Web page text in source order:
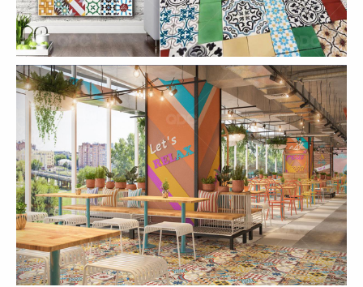
41
BOTEJYU
CN Vincom Đồng Khởi, Quận 1
42
BOTEJYU
CN Crescent Mall - Q.7
43
THE COFFEE HOUSE
CN Vạn Hạnh Mall
44
THE COFFEE HOUSE
CN Nha Trang